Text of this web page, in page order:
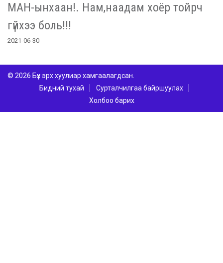
МАН-ынхаан!. Нам,наадам хоёр тойрч
гүйхээ боль!!!
2021-06-30
© 2026 Бүх эрх хуулиар хамгаалагдсан.
Бидний тухай
Сурталчилгаа байршуулах
Холбоо барих